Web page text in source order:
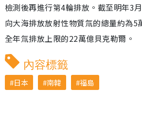
檢測後再進行第4輪排放。截至明年3
向大海排放放射性物質氚的總量約為5
全年氚排放上限的22萬億貝克勒爾。
內容標籤
日本 南韓 福島